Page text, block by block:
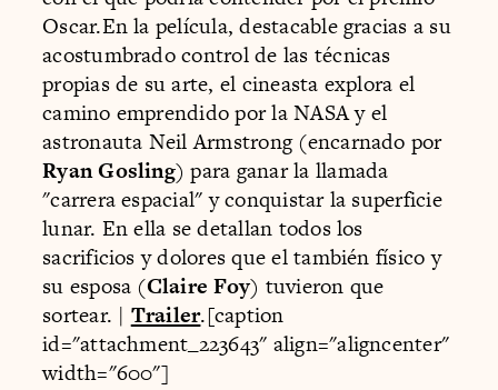
Oscar.En la película, destacable gracias a su
acostumbrado control de las técnicas
propias de su arte, el cineasta explora el
camino emprendido por la NASA y el
astronauta Neil Armstrong (encarnado por
Ryan Gosling) para ganar la llamada
"carrera espacial" y conquistar la superficie
lunar. En ella se detallan todos los
sacrificios y dolores que el también físico y
su esposa (Claire Foy) tuvieron que
sortear. | Trailer.[caption
id="attachment_223643" align="aligncenter"
width="600"]